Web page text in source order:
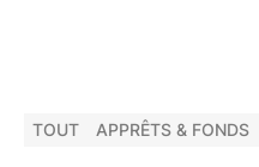
TOUT APPRÊTS & FONDS